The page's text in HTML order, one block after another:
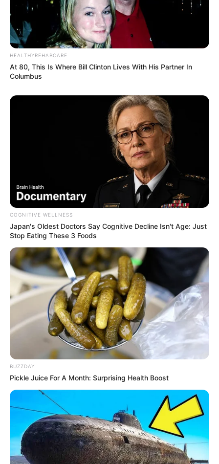
(foto: instagram/sahilahisyam)
5. Denganmake upnatural pun kecantikannya tetap
terpancar
(foto: instagram/sahilahisyam)
FAQ
Siapa Sahila Hisyam?
Dia adalah aktris dan model kelahiran Bogor, Jawa Barat,
Indonesia.
HEALTHYREHABCARE
At 80, This Is Where Bill Clinton Lives With His Partner In
Columbus
COGNITIVE WELLNESS
Japan's Oldest Doctors Say Cognitive Decline Isn't Age: Just
Stop Eating These 3 Foods
BUZZDAY
Pickle Juice For A Month: Surprising Health Boost